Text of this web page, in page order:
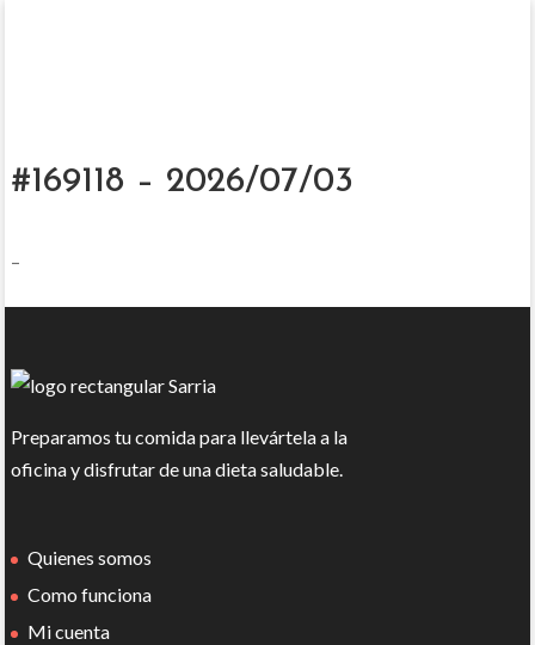
#169118 – 2026/07/03
–
Preparamos tu comida para llevártela a la
oficina y disfrutar de una dieta saludable.
Quienes somos
Como funciona
Mi cuenta